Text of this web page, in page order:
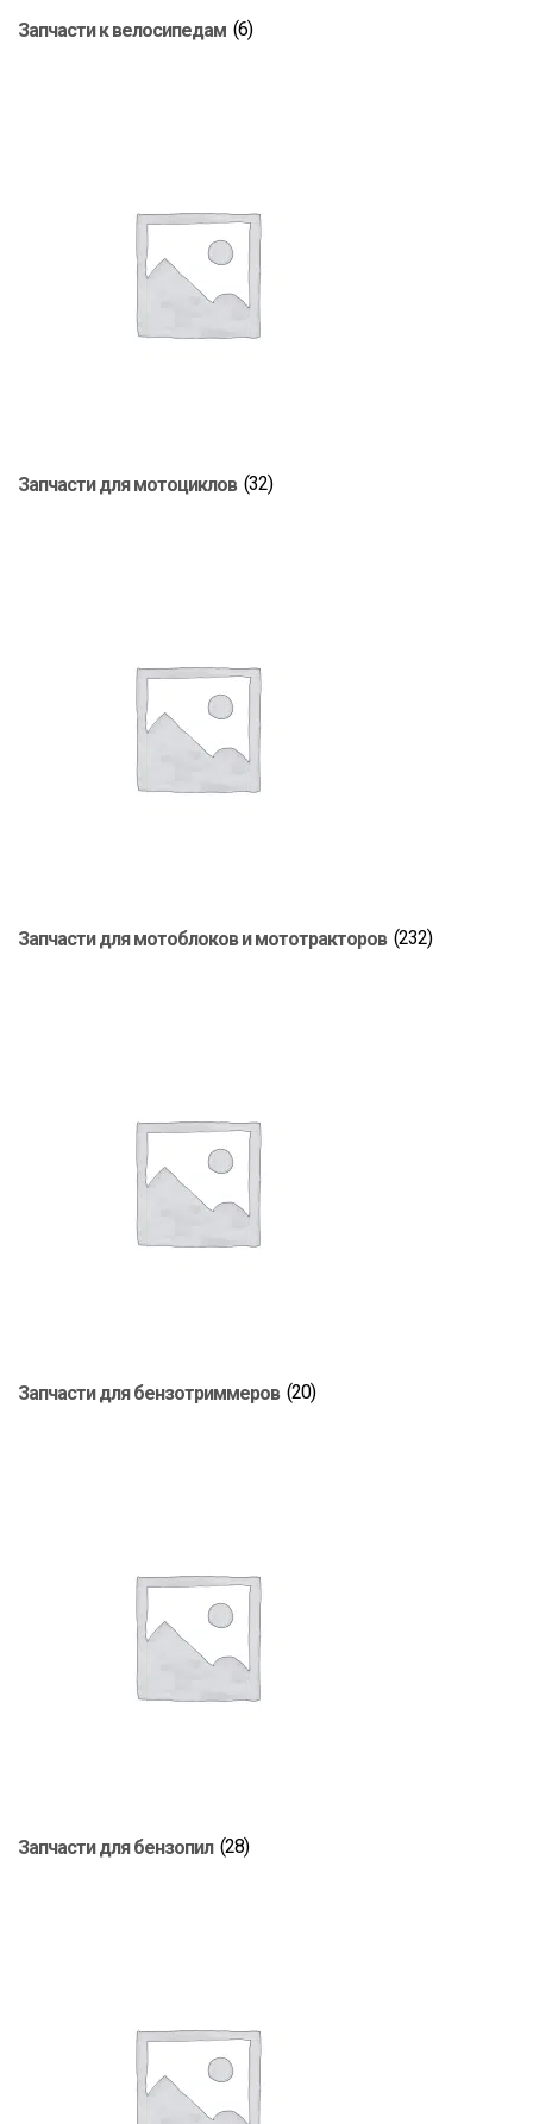
Запчасти к велосипедам (6)
Запчасти для мотоциклов (32)
Запчасти для мотоблоков и мототракторов (232)
Запчасти для бензотриммеров (20)
Запчасти для бензопил (28)